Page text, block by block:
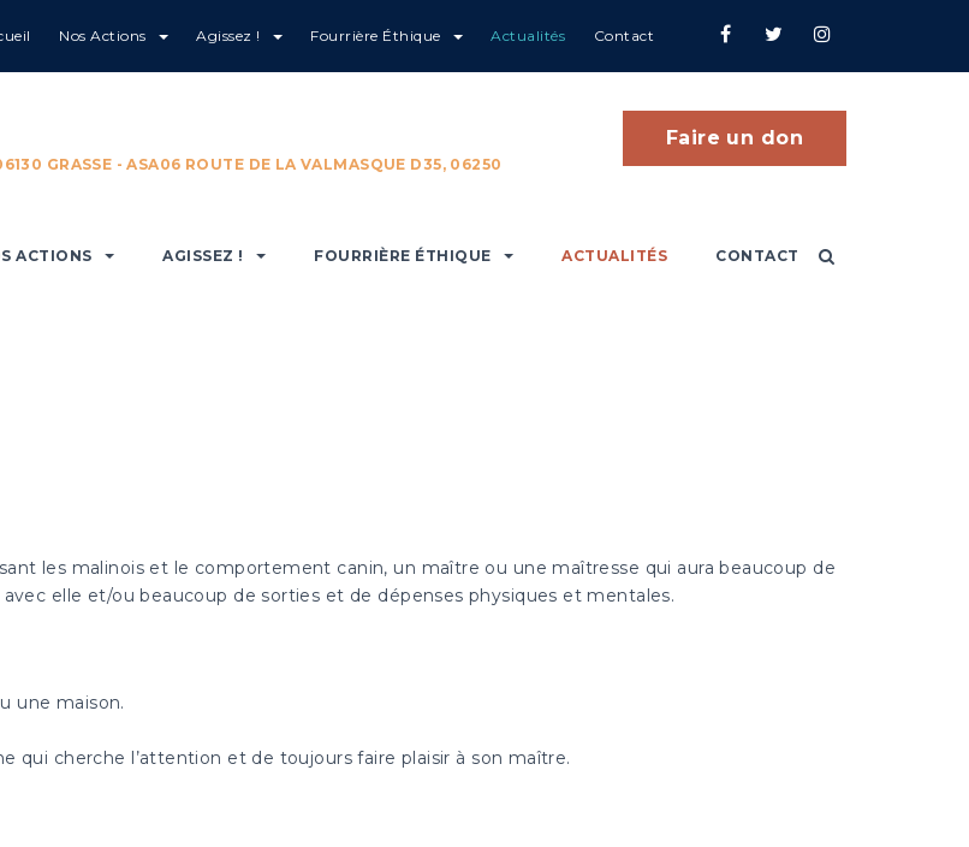
Nos Actions Agissez ! Fourrière Éthique Actualités Contact
GRASSE - ASA06 ROUTE DE LA VALMASQUE D35, 06250
Faire un don
ACTIONS AGISSEZ ! FOURRIÈRE ÉTHIQUE ACTUALITÉS CONTACT
les malinois et le comportement canin, un maître ou une maîtresse qui aura beaucoup de
elle et/ou beaucoup de sorties et de dépenses physiques et mentales.
une maison.
qui cherche l’attention et de toujours faire plaisir à son maître.